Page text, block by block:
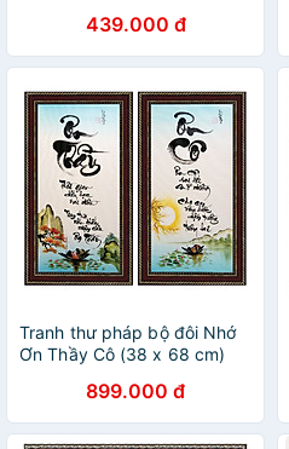
439.000 đ
Tranh thư pháp bộ đôi Nhớ
Ơn Thầy Cô (38 x 68 cm)
899.000 đ